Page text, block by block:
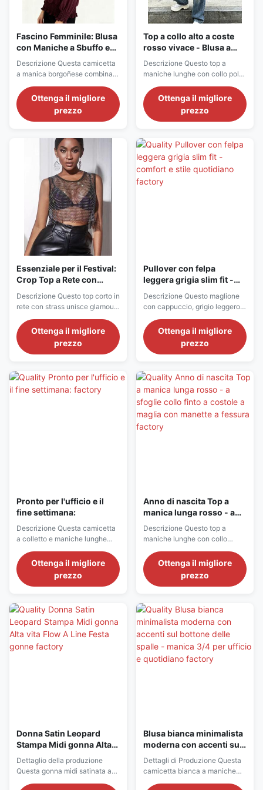
Fascino Femminile: Blusa
con Maniche a Sbuffo e
Vita Arricciata Color
Borgogna
Descrizione Questa camicetta
a manica borgoñese combina
eleganza minimalista con
fascino femminile, realizzata
con un tessuto leggero e a
strisce verticali.di larghezza
superiore a 50 cmLa ricca
tonalità bordeaux aggiunge un
tocco sofisticato, rendendola
perfetta per ...
Ottenga il migliore
prezzo
Top a collo alto a coste
rosso vivace - Blusa a
maniche lunghe slim fit
Descrizione Questo top a
maniche lunghe con collo polo
rosso brillante combina lo stile
preppy classico con un
moderno design slim fit.
Realizzato in morbido tessuto a
un classico colletto polo e
un'elegante abbottonatura a V
che aggiunge un tocco di
femminilità. La ...
Ottenga il migliore
prezzo
Essenziale per il Festival:
Crop Top a Rete con
Descrizione Questo top corto in
rete con strass unisce glamour
Realizzato in un tessuto a rete
trasparente, è interamente
impreziosito da scintillanti
ogni movimento, creando un
look audace e accattivante. Il
girocollo senza maniche e la ...
Ottenga il migliore
prezzo
Pullover con felpa
leggera grigia slim fit -
Descrizione Questo maglione
con cappuccio, grigio leggero e
con lo stile minimalista,
realizzato con un tessuto a
maglia leggero e
scollatura con cappuccio e una
silhouette snella che sfiora il
corpo senza sentirsi restrittivaIl
colore ...
Ottenga il migliore
prezzo
Pronto per l'ufficio e il
fine settimana:
Descrizione Questa camicetta
a colletto e maniche lunghe
con sottile fascino di stile
cinese, realizzata con un
tessuto leggero e traspirante
d'oro,presenta un lusinghiero
colletto in V con una cravatta
decorativa (con accento
opzionale a barra di ...
Ottenga il migliore
prezzo
Anno di nascita Top a
manica lunga rosso - a
sfoglie collo finto a
costole a maglia con
manette a fessura
Descrizione Questo top a
maniche lunghe con collo
con eleganza moderna,
realizzato con un tessuto a
maglia
delicato scollatura a cerniere e
da manette sboccianti che
aggiungono un aspetto
giocoso.La silhouette si adatta
perfettamente al ...
Ottenga il migliore
prezzo
Donna Satin Leopard
Stampa Midi gonna Alta
vita Flow A Line Festa
gonne
Dettaglio della produzione
Questa gonna midi satinata a
Blusa bianca minimalista
moderna con accenti sul
bottone delle spalle -
manica 3/4 per ufficio e
Dettagli di Produzione Questa
camicetta bianca a maniche